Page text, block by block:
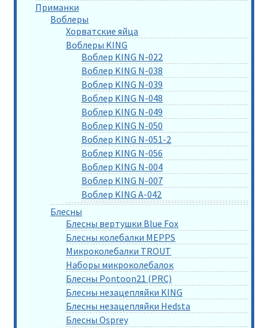
Приманки
Воблеры
Хорватские яйца
Воблеры KING
Воблер KING N-022
Воблер KING N-038
Воблер KING N-039
Воблер KING N-048
Воблер KING N-049
Воблер KING N-050
Воблер KING N-051-2
Воблер KING N-056
Воблер KING N-004
Воблер KING N-007
Воблер KING A-042
Блесны
Блесны вертушки Blue Fox
Блесны колебалки MEPPS
Микроколебалки TROUT
Наборы микроколебалок
Блесны Pontoon21 (PRC)
Блесны незацепляйки KING
Блесны незацепляйки Hedsta
Блесны Osprey